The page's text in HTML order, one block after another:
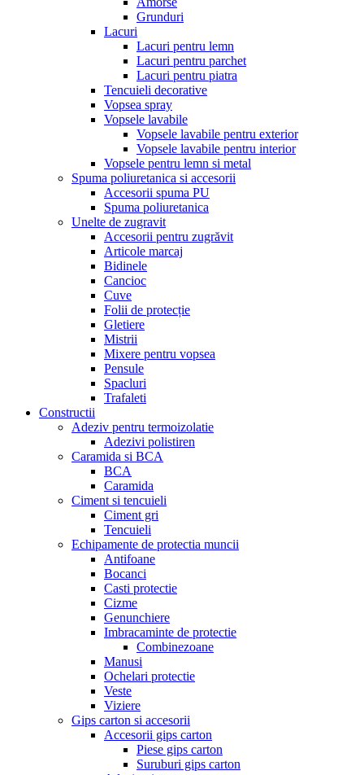
Grunduri
Lacuri
Lacuri pentru lemn
Lacuri pentru parchet
Lacuri pentru piatra
Tencuieli decorative
Vopsea spray
Vopsele lavabile
Vopsele lavabile pentru exterior
Vopsele lavabile pentru interior
Vopsele pentru lemn si metal
Spuma poliuretanica si accesorii
Accesorii spuma PU
Spuma poliuretanica
Unelte de zugravit
Accesorii pentru zugrăvit
Articole marcaj
Bidinele
Cancioc
Cuve
Folii de protecție
Gletiere
Mistrii
Mixere pentru vopsea
Pensule
Spacluri
Trafaleti
Constructii
Adeziv pentru termoizolatie
Adezivi polistiren
Caramida si BCA
BCA
Caramida
Ciment si tencuieli
Ciment gri
Tencuieli
Echipamente de protectia muncii
Antifoane
Bocanci
Casti protectie
Cizme
Genunchiere
Imbracaminte de protectie
Combinezoane
Manusi
Ochelari protectie
Veste
Viziere
Gips carton si accesorii
Accesorii gips carton
Piese gips carton
Suruburi gips carton